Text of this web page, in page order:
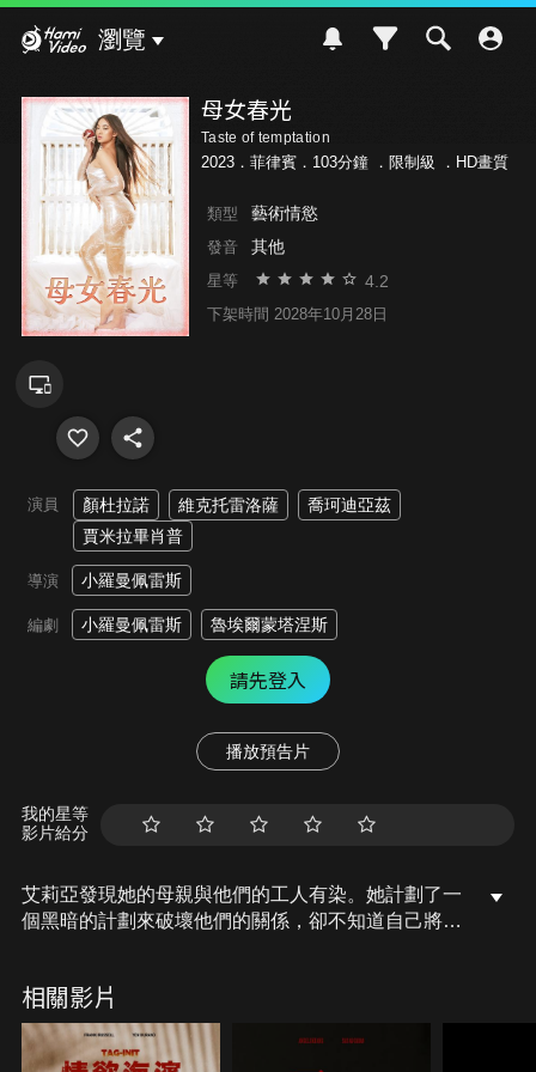
瀏覽
母女春光
Taste of temptation
2023．菲律賓．103分鐘 ． 限制級 ．HD畫質
類型 藝術情慾
發音 其他
星等 4.2
下架時間 2028年10月28日
演員 顏杜拉諾 維克托雷洛薩
喬珂迪亞茲
賈米拉畢肖普
導演 小羅曼佩雷斯
編劇 小羅曼佩雷斯 魯埃爾蒙塔涅斯
請先登入
播放預告片
我的星等
影片給分
艾莉亞發現她的母親與他們的工人有染。她計劃了一
個黑暗的計劃來破壞他們的關係，卻不知道自己將被
相關影片